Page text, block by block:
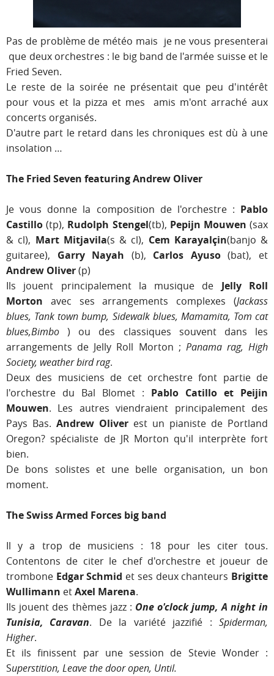
Pas de problème de météo mais je ne vous presenterai
que deux orchestres : le big band de l'armée suisse et le
Fried Seven.
Le reste de la soirée ne présentait que peu d'intérêt
pour vous et la pizza et mes amis m'ont arraché aux
concerts organisés.
D'autre part le retard dans les chroniques est dù à une
insolation …
The Fried Seven featuring Andrew Oliver
Je vous donne la composition de l'orchestre : Pablo
Castillo (tp), Rudolph Stengel(tb), Pepijn Mouwen(sax
& cl), Mart Mitjavila(s & cl), Cem Karayalçin(banjo &
guitaree), Garry Nayah (b), Carlos Ayuso(bat), et
Andrew Oliver(p)
Ils jouent principalement la musique de Jelly Roll
Morton avec ses arrangements complexes (Jackass
blues, Tank town bump, Sidewalk blues, Mamamita, Tom cat
blues,Bimbo ) ou des classiques souvent dans les
arrangements de Jelly Roll Morton ; Panama rag, High
Society, weather bird rag.
Deux des musiciens de cet orchestre font partie de
l'orchestre du Bal Blomet : Pablo Catillo et Peijin
Mouwen. Les autres viendraient principalement des
Pays Bas. Andrew Oliver est un pianiste de Portland
Oregon? spécialiste de JR Morton qu'il interprète fort
bien.
De bons solistes et une belle organisation, un bon
moment.
The Swiss Armed Forces big band
Il y a trop de musiciens : 18 pour les citer tous.
Contentons de citer le chef d'orchestre et joueur de
trombone Edgar Schmid et ses deux chanteurs Brigitte
Wullimann etAxel Marena.
Ils jouent des thèmes jazz : One o'clock jump, A night in
Tunisia, Caravan. De la variété jazzifié :Spiderman,
Higher.
Et ils finissent par une session de Stevie Wonder :
Superstition, Leave the door open, Until.